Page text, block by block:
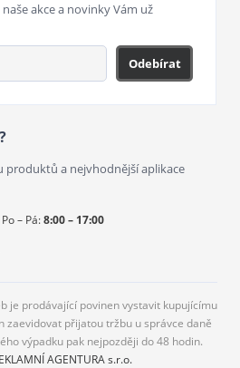
akce a novinky Vám už
Odebírat
produktů a nejvhodnější aplikace
Po – Pá:8:00 – 17:00
je prodávající povinen vystavit kupujícímu
zaevidovat přijatou tržbu u správce daně
výpadku pak nejpozději do 48 hodin.
AGENTURA s.r.o.